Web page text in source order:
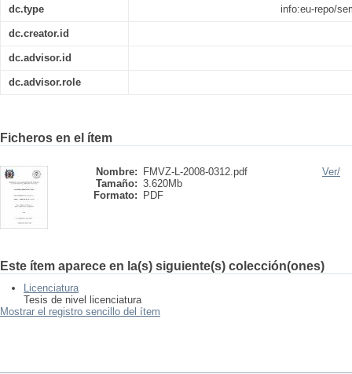
dc.type info:eu-repo/
dc.creator.id
dc.advisor.id
dc.advisor.role
Ficheros en el ítem
Nombre:
FMVZ-L-2008-0312.pdf
Tamaño: 3.620Mb
Formato:
PDF
Ver/
Este ítem aparece en la(s) siguiente(s) colección(ones)
Licenciatura
Tesis de nivel licenciatura
Mostrar el registro sencillo del ítem